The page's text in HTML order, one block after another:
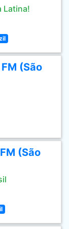
Latina!
(São
(São